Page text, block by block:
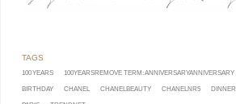
100 YEARS 100YEARSREMOVE TERM: ANNIVERSARYANNIVERSARY
BIRTHDAY CHANEL CHANELBEAUTY CHANELNR5 DINNER